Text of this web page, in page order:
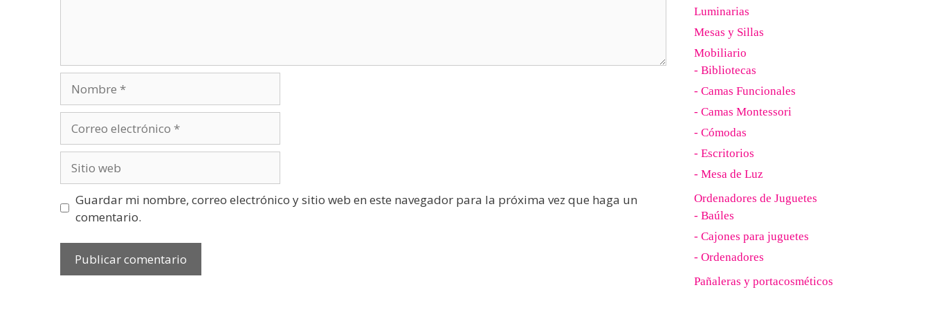
electrónico
web
Guardar mi nombre, correo electrónico y sitio web en este navegador para la próxima vez que haga un
comentario.
Luminarias
Mesas y Sillas
Mobiliario
- Bibliotecas
- Camas Funcionales
- Camas Montessori
- Cómodas
- Escritorios
- Mesa de Luz
Ordenadores de Juguetes
- Baúles
- Cajones para juguetes
- Ordenadores
Pañaleras y portacosméticos